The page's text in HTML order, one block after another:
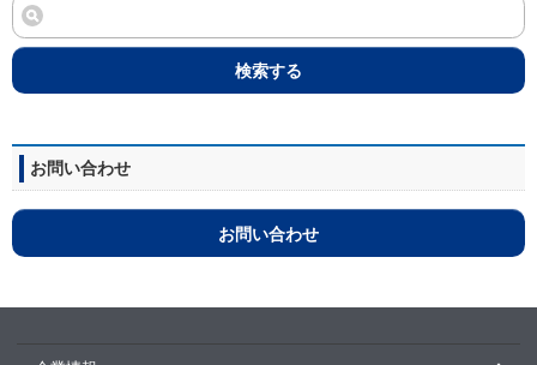
検索する
お問い合わせ
お問い合わせ